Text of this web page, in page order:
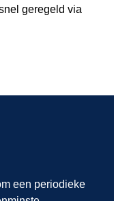
geregeld via
een periodieke